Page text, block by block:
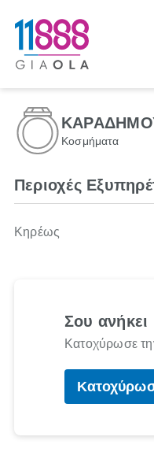
Κοσμήματα
Περιοχές
Κηρέως
Σου ανήκει
Κατοχύρωσε